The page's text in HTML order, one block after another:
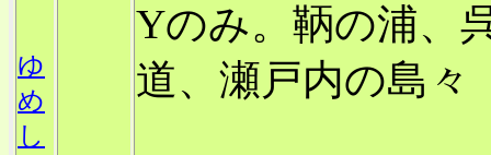
ゆ
め
し
Yのみ。鞆の浦、
道、瀬戸内の島々